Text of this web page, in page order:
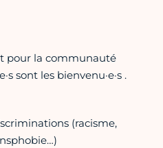
pour la communauté
sont les bienvenu·e·s .
(racisme,